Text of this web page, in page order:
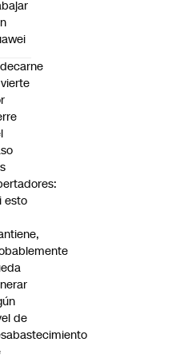
esto
de